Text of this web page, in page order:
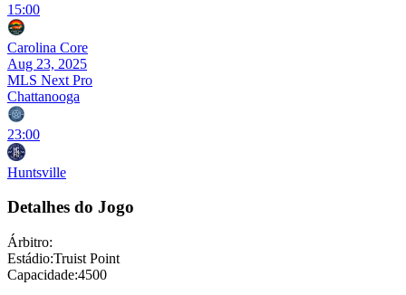
15:00
Carolina Core
Aug 23, 2025
MLS Next Pro
Chattanooga
23:00
Huntsville
Detalhes do Jogo
Árbitro:
Estádio:Truist Point
Capacidade:4500